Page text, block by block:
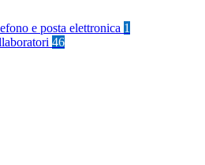
e posta elettronica 1
46